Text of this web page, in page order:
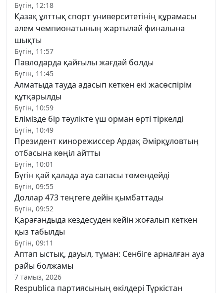
Бүгін, 12:18
Қазақ ұлттық спорт университетінің құрамасы
әлем чемпионатының жартылай финалына
шықты
Бүгін, 11:57
Павлодарда қайғылы жағдай болды
Бүгін, 11:45
Алматыда тауда адасып кеткен екі жасөспірім
құтқарылды
Бүгін, 10:59
Елімізде бір тәулікте үш орман өрті тіркелді
Бүгін, 10:49
Президент кинорежиссер Ардақ Әмірқұловтың
отбасына көңіл айтты
Бүгін, 10:01
Бүгін қай қалада ауа сапасы төмендейді
Бүгін, 09:55
Доллар 473 теңгеге дейін қымбаттады
Бүгін, 09:52
Қарағандыда кездесуден кейін жоғалып кеткен
қыз табылды
Бүгін, 09:11
Аптап ыстық, дауыл, тұман: Сенбіге арналған ауа
райы болжамы
7 тамыз, 2026
Respublica партиясының өкілдері Түркістан